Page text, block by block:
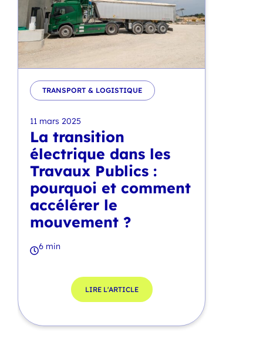
TRANSPORT & LOGISTIQUE
11 mars 2025
La transition
électrique dans les
Travaux Publics :
pourquoi et comment
accélérer le
mouvement ?
6 min
LIRE L'ARTICLE